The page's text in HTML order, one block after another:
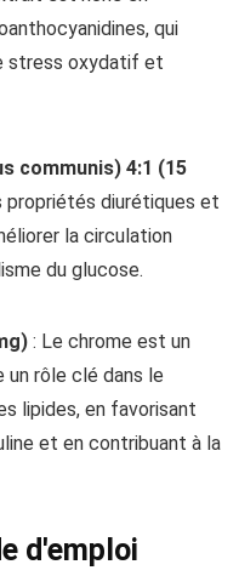
qui
stress oxydatif et
communis) 4:1 (15
propriétés diurétiques et
la circulation
du glucose.
: Le chrome est un
rôle clé dans le
lipides, en favorisant
et en contribuant à la
d'emploi